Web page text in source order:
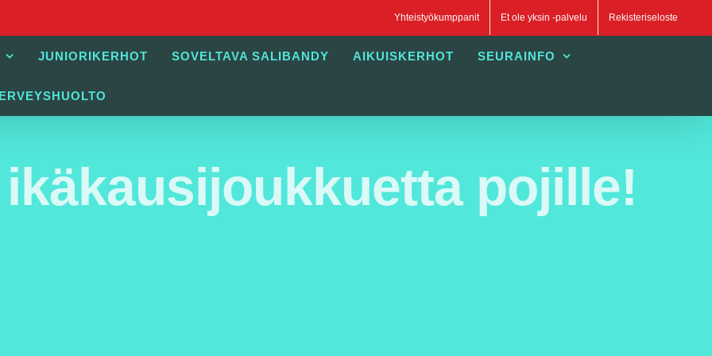
Yhteistyökumppanit Et ole yksin -palvelu Rekisteriseloste
JUNIORIKERHOT SOVELTAVA SALIBANDY AIKUISKERHOT SEURAINFO
pojille!